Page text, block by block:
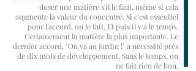
doser une matière s'il le faut, même si cela
augmente la valeur du concentré. Si c'est essentiel
pour l'accord, on le fait. Et puis il y a le temps.
Certainement la matière la plus importante. Le
dernier accord, "On va au Jardin !" a nécessité près
de dix mois de développement. Sans le temps, on
ne fait rien de bon.